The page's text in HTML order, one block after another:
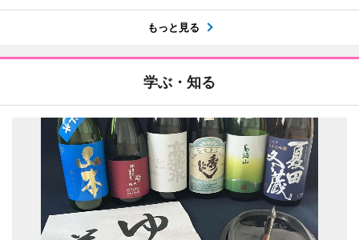
もっと見る
学ぶ・知る